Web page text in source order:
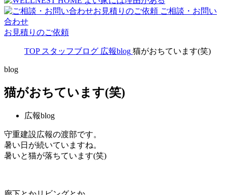
ご相談・お問い
合わせ
お見積りのご依頼
TOP スタッフブログ 広報blog 猫がおちています(笑)
blog
猫がおちています(笑)
広報blog
守重建設広報の渡部です。
暑い日が続いていますね。
暑いと猫が落ちています(笑)